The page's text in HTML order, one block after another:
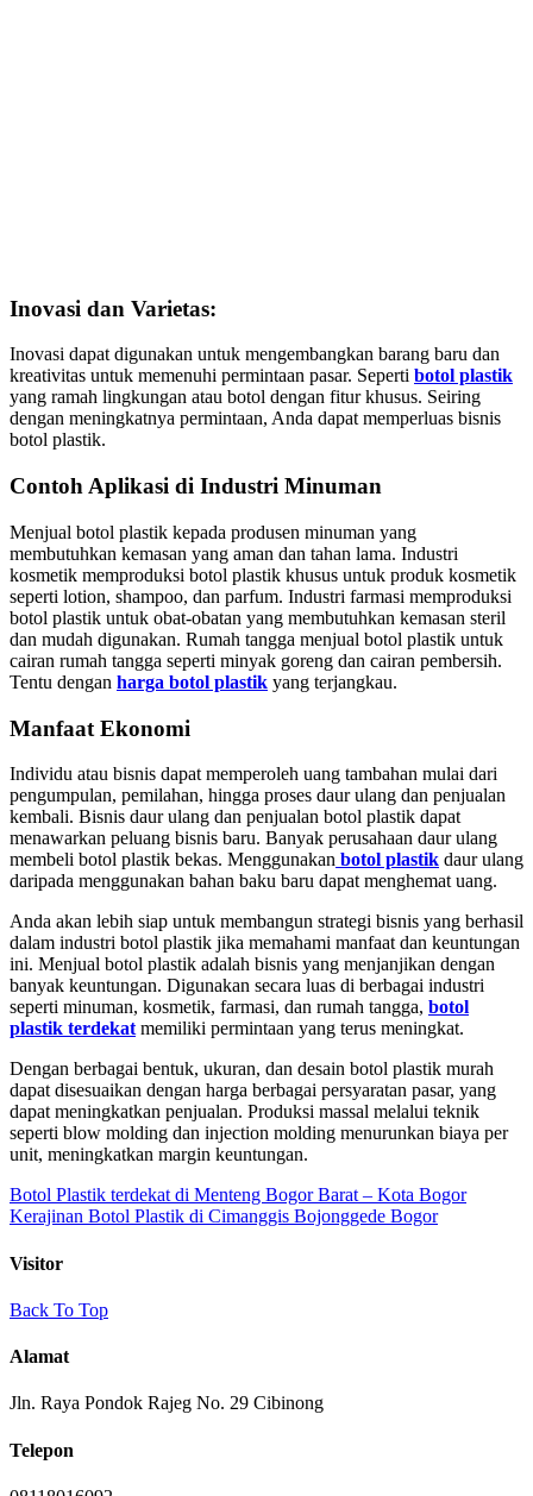
Inovasi dan Varietas:
Inovasi dapat digunakan untuk mengembangkan barang baru dan
kreativitas untuk memenuhi permintaan pasar. Seperti botol plastik
yang ramah lingkungan atau botol dengan fitur khusus. Seiring
dengan meningkatnya permintaan, Anda dapat memperluas bisnis
botol plastik.
Contoh Aplikasi di Industri Minuman
Menjual botol plastik kepada produsen minuman yang
membutuhkan kemasan yang aman dan tahan lama. Industri
kosmetik memproduksi botol plastik khusus untuk produk kosmetik
seperti lotion, shampoo, dan parfum. Industri farmasi memproduksi
botol plastik untuk obat-obatan yang membutuhkan kemasan steril
dan mudah digunakan. Rumah tangga menjual botol plastik untuk
cairan rumah tangga seperti minyak goreng dan cairan pembersih.
Tentu dengan harga botol plastik yang terjangkau.
Manfaat Ekonomi
Individu atau bisnis dapat memperoleh uang tambahan mulai dari
pengumpulan, pemilahan, hingga proses daur ulang dan penjualan
kembali. Bisnis daur ulang dan penjualan botol plastik dapat
menawarkan peluang bisnis baru. Banyak perusahaan daur ulang
membeli botol plastik bekas. Menggunakan botol plastik daur ulang
daripada menggunakan bahan baku baru dapat menghemat uang.
Anda akan lebih siap untuk membangun strategi bisnis yang berhasil
dalam industri botol plastik jika memahami manfaat dan keuntungan
ini. Menjual botol plastik adalah bisnis yang menjanjikan dengan
banyak keuntungan. Digunakan secara luas di berbagai industri
seperti minuman, kosmetik, farmasi, dan rumah tangga, botol
plastik terdekat memiliki permintaan yang terus meningkat.
Dengan berbagai bentuk, ukuran, dan desain botol plastik murah
dapat disesuaikan dengan harga berbagai persyaratan pasar, yang
dapat meningkatkan penjualan. Produksi massal melalui teknik
seperti blow molding dan injection molding menurunkan biaya per
unit, meningkatkan margin keuntungan.
Botol Plastik terdekat di Menteng Bogor Barat – Kota Bogor
Kerajinan Botol Plastik di Cimanggis Bojonggede Bogor
Visitor
Back To Top
Alamat
Jln. Raya Pondok Rajeg No. 29 Cibinong
Telepon